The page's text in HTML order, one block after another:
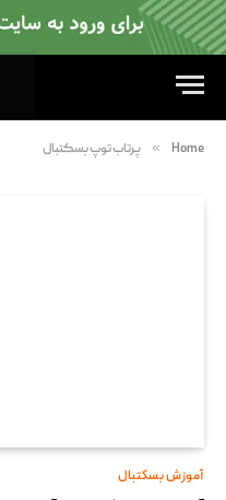
Home
» پرتاب توپ بسکتبال
آموزش بسکتبال